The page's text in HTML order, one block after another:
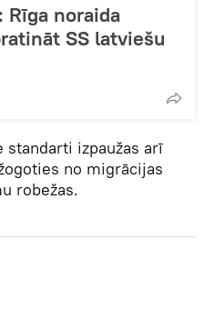
noraida
SS latviešu
izpaužas arī
no migrācijas
robežas.